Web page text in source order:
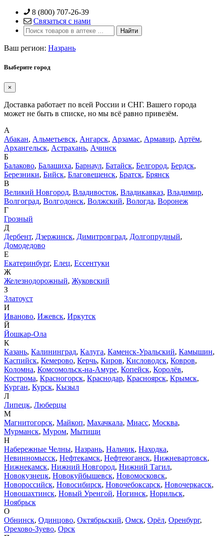
Skip
content
8 (800) 707-26-39
Связаться с нами
Ваш регион: Назрань
Выберите город
×
Доставка работает по всей России и СНГ. Вашего города
может не быть в списке, но мы всё равно привезём.
А
Абакан, Альметьевск, Ангарск, Арзамас, Армавир, Артём,
Архангельск, Астрахань, Ачинск
Б
Балаково, Балашиха, Барнаул, Батайск, Белгород, Бердск,
Березники, Бийск, Благовещенск, Братск, Брянск
В
Великий Новгород, Владивосток, Владикавказ, Владимир,
Волгоград, Волгодонск, Волжский, Вологда, Воронеж
Г
Грозный
Д
Дербент, Дзержинск, Димитровград, Долгопрудный,
Домодедово
Е
Екатеринбург, Елец, Ессентуки
Ж
Железнодорожный, Жуковский
З
Златоуст
И
Иваново, Ижевск, Иркутск
Й
Йошкар-Ола
К
Казань, Калининград, Калуга, Каменск-Уральский, Камышин,
Каспийск, Кемерово, Керчь, Киров, Кисловодск, Ковров,
Коломна, Комсомольск-на-Амуре, Копейск, Королёв,
Кострома, Красногорск, Краснодар, Красноярск, Крымск,
Курган, Курск, Кызыл
Л
Липецк, Люберцы
М
Магнитогорск, Майкоп, Махачкала, Миасс, Москва,
Мурманск, Муром, Мытищи
Н
Набережные Челны, Назрань, Нальчик, Находка,
Невинномысск, Нефтекамск, Нефтеюганск, Нижневартовск,
Нижнекамск, Нижний Новгород, Нижний Тагил,
Новокузнецк, Новокуйбышевск, Новомосковск,
Новороссийск, Новосибирск, Новочебоксарск, Новочеркасск,
Новошахтинск, Новый Уренгой, Ногинск, Норильск,
Ноябрьск
О
Обнинск, Одинцово, Октябрьский, Омск, Орёл, Оренбург,
Орехово-Зуево, Орск